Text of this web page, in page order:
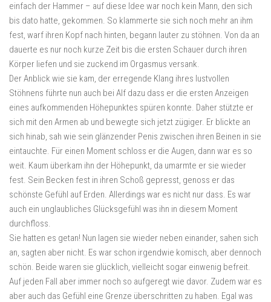
einfach der Hammer – auf diese Idee war noch kein Mann, den sich
bis dato hatte, gekommen. So klammerte sie sich noch mehr an ihm
fest, warf ihren Kopf nach hinten, begann lauter zu stöhnen. Von da an
dauerte es nur noch kurze Zeit bis die ersten Schauer durch ihren
Körper liefen und sie zuckend im Orgasmus versank.
Der Anblick wie sie kam, der erregende Klang ihres lustvollen
Stöhnens führte nun auch bei Alf dazu dass er die ersten Anzeigen
eines aufkommenden Höhepunktes spüren konnte. Daher stützte er
sich mit den Armen ab und bewegte sich jetzt zügiger. Er blickte an
sich hinab, sah wie sein glänzender Penis zwischen ihren Beinen in sie
eintauchte. Für einen Moment schloss er die Augen, dann war es so
weit. Kaum überkam ihn der Höhepunkt, da umarmte er sie wieder
fest. Sein Becken fest in ihren Schoß gepresst, genoss er das
schönste Gefühl auf Erden. Allerdings war es nicht nur dass. Es war
auch ein unglaubliches Glücksgefühl was ihn in diesem Moment
durchfloss.
Sie hatten es getan! Nun lagen sie wieder neben einander, sahen sich
an, sagten aber nicht. Es war schon irgendwie komisch, aber dennoch
schön. Beide waren sie glücklich, vielleicht sogar einwenig befreit.
Auf jeden Fall aber immer noch so aufgeregt wie davor. Zudem war es
aber auch das Gefühl eine Grenze überschritten zu haben. Egal was